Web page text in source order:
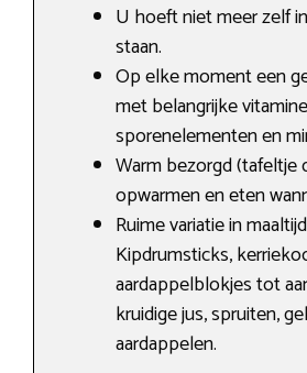
U hoeft niet meer zelf
staan.
Op elke moment een
met belangrijke
sporenelementen en
Warm bezorgd (tafeltje
opwarmen en eten
Ruime variatie in
Kipdrumsticks,
aardappelblokjes tot
kruidige jus, spruiten,
aardappelen.